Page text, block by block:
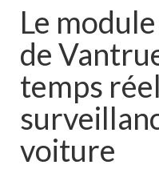
Le
de
temps
voiture